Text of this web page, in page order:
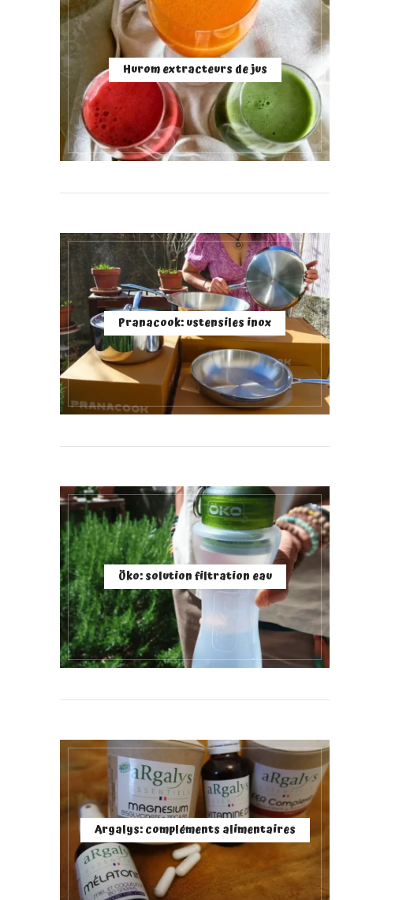
Hurom extracteurs de jus
Pranacook: ustensiles inox
Öko: solution filtration eau
Argalys: compléments alimentaires